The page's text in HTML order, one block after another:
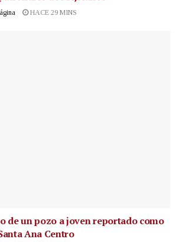
HACE 29 MINS
de un pozo a joven reportado como
Ana Centro